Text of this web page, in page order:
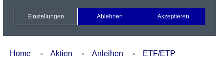
Xetra Realtime
Watchlist Portfolio Login
Home Aktien Anleihen
ETF/ETP
Einstellungen Ablehnen Akzeptieren